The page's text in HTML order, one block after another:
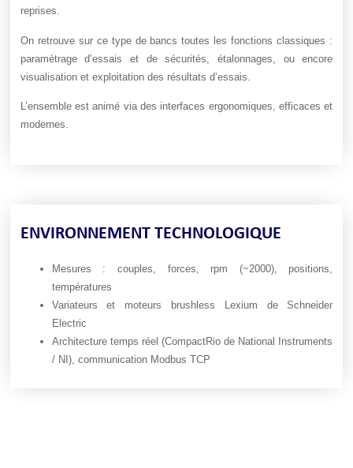
reprises.
On retrouve sur ce type de bancs toutes les fonctions classiques :
paramétrage d’essais et de sécurités, étalonnages, ou encore
visualisation et exploitation des résultats d’essais.
L’ensemble est animé via des interfaces ergonomiques, efficaces et
modernes.
ENVIRONNEMENT TECHNOLOGIQUE
Mesures : couples, forces, rpm (~2000), positions,
températures
Variateurs et moteurs brushless Lexium de Schneider
Electric
Architecture temps réel (CompactRio de National Instruments
/ NI), communication Modbus TCP